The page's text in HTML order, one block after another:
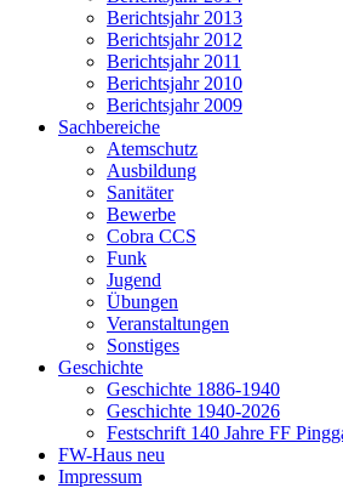
Berichtsjahr 2013
Berichtsjahr 2012
Berichtsjahr 2011
Berichtsjahr 2010
Berichtsjahr 2009
Sachbereiche
Atemschutz
Ausbildung
Sanitäter
Bewerbe
Cobra CCS
Funk
Jugend
Übungen
Veranstaltungen
Sonstiges
Geschichte
Geschichte 1886-1940
Geschichte 1940-2026
Festschrift 140 Jahre FF
FW-Haus neu
Impressum